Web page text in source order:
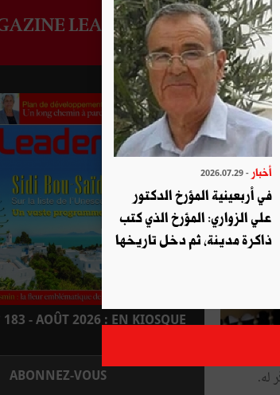
له.
LEADERS
183 - AOÛT 2026 : EN KIOSQUE
ABONNEZ-VOUS
أخبار - 2026.07.29
في أربعينية المؤرخ الدكتور
علي الزواري: المؤرخ الذي كتب
ذاكرة مدينة، ثم دخل تاريخها